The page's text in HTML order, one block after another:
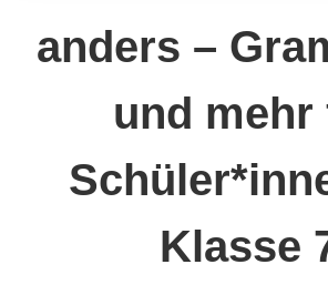
anders –
und mehr
Klasse